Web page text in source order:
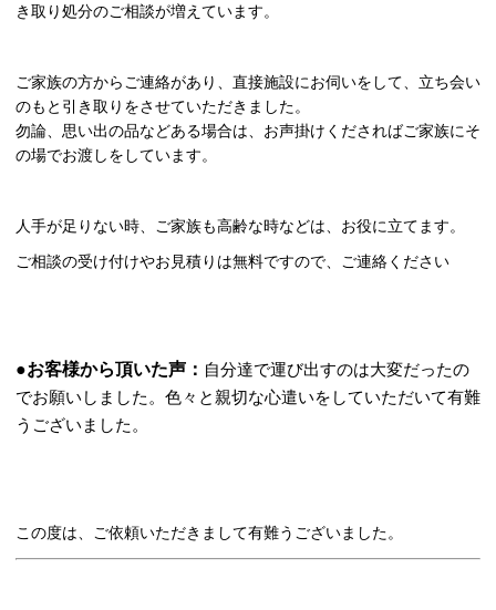
き取り処分のご相談が増えています。
ご家族の方からご連絡があり、直接施設にお伺いをして、立ち会い
のもと引き取りをさせていただきました。
勿論、思い出の品などある場合は、お声掛けくださればご家族にそ
の場でお渡しをしています。
人手が足りない時、ご家族も高齢な時などは、お役に立てます。
ご相談の受け付けやお見積りは無料ですので、ご連絡ください
●お客様から頂いた声： 自分達で運び出すのは大変だったの
でお願いしました。色々と親切な心遣いをしていただいて有難
うございました。
この度は、ご依頼いただきまして有難うございました。